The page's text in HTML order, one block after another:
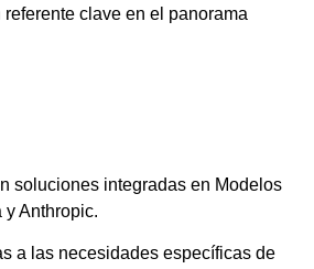
clave en el panorama
soluciones integradas en Modelos
y Anthropic.
a las necesidades específicas de